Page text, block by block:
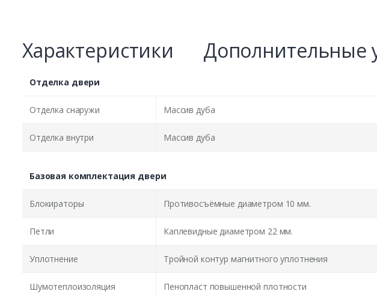
Характеристики Дополнительные
Отделка двери
Отделка снаружи Массив дуба
Отделка внутри Массив дуба
Базовая комплектация двери
Блокираторы Противосъёмные диаметром 10 мм.
Петли Каплевидные диаметром 22 мм.
Уплотнение Тройной контур магнитного уплотнения
Шумотеплоизоляция Пенопласт повышенной плотности